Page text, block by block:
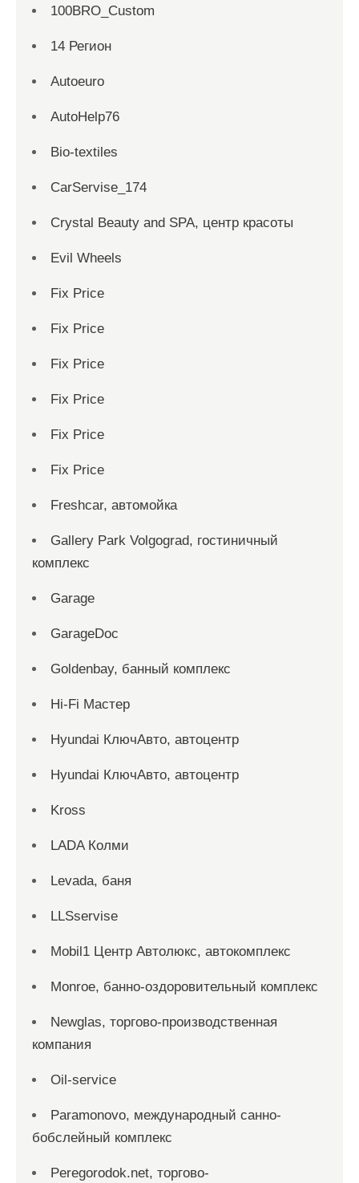
100BRO_Custom
14 Регион
Autoeuro
AutoHelp76
Bio-textiles
CarServise_174
Crystal Beauty and SPA, центр красоты
Evil Wheels
Fix Price
Fix Price
Fix Price
Fix Price
Fix Price
Fix Price
Freshcar, автомойка
Gallery Park Volgograd, гостиничный
комплекс
Garage
GarageDoc
Goldenbay, банный комплекс
Hi-Fi Мастер
Hyundai КлючАвто, автоцентр
Hyundai КлючАвто, автоцентр
Kross
LADA Колми
Levada, баня
LLSservise
Mobil1 Центр Автолюкс, автокомплекс
Monroe, банно-оздоровительный комплекс
Newglas, торгово-производственная
компания
Oil-service
Paramonovo, международный санно-
бобслейный комплекс
Peregorodok.net, торгово-